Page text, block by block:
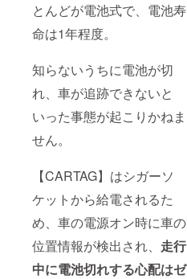
とんどが電池式で、電池寿
命は1年程度。
知らないうちに電池が切
れ、車が追跡できないと
いった事態が起こりかねま
せん。
【CARTAG】はシガーソ
ケットから給電されるた
め、車の電源オン時に車の
位置情報が検出され、 走行
中に電池切れする心配はゼ